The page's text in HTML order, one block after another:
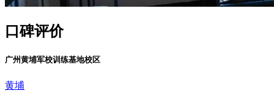
口碑评价
广州黄埔军校训练基地校区
黄埔